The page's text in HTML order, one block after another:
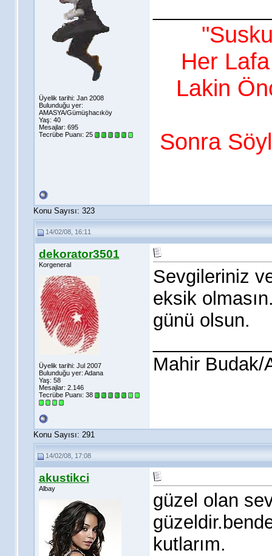
Üyelik tarihi: Jan 2008
Bulunduğu yer:
AMASYA/Gümüşhacıköy
Yaş: 40
Mesajlar: 695
Tecrübe Puanı: 25
Her
Lakin
Sonra
Konu Sayısı: 323
14/02/08, 16:11
dekorator3501
Korgeneral
Üyelik tarihi: Jul 2007
Bulunduğu yer: Adana
Yaş: 58
Mesajlar: 2.146
Tecrübe Puanı: 38
Sevgileriniz
eksik
günü olsun.
Mahir Budak/
Konu Sayısı: 291
14/02/08, 17:08
akustikci
Albay
güzel olan
kutlarım.